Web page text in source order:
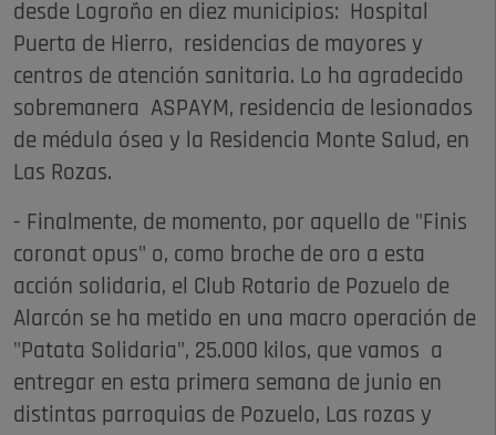
desde Logroño en diez municipios: Hospital
Puerta de Hierro, residencias de mayores y
centros de atención sanitaria. Lo ha agradecido
sobremanera ASPAYM, residencia de lesionados
de médula ósea y la Residencia Monte Salud, en
Las Rozas.
- Finalmente, de momento, por aquello de "Finis
coronat opus" o, como broche de oro a esta
acción solidaria, el Club Rotario de Pozuelo de
Alarcón se ha metido en una macro operación de
"Patata Solidaria", 25.000 kilos, que vamos a
entregar en esta primera semana de junio en
distintas parroquias de Pozuelo, Las rozas y